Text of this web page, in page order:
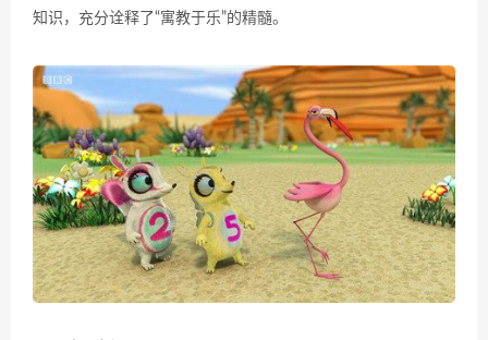
知识，充分诠释了“寓教于乐”的精髓。